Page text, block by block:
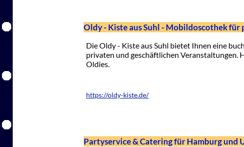
Oldy - Kiste aus Suhl - Mobildoscothek
Die Oldy - Kiste aus Suhl bietet Ihnen eine
privaten und geschäftlichen Veranstaltungen.
Oldies.
https://oldy-kiste.de/
Partyservice & Catering für Hamburg und